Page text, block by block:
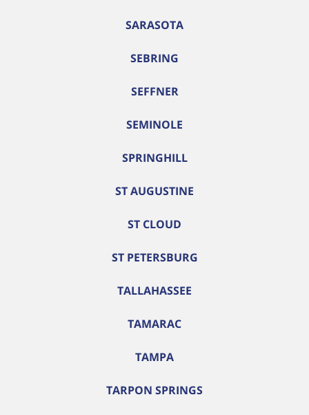
SARASOTA
SEBRING
SEFFNER
SEMINOLE
SPRINGHILL
ST AUGUSTINE
ST CLOUD
ST PETERSBURG
TALLAHASSEE
TAMARAC
TAMPA
TARPON SPRINGS